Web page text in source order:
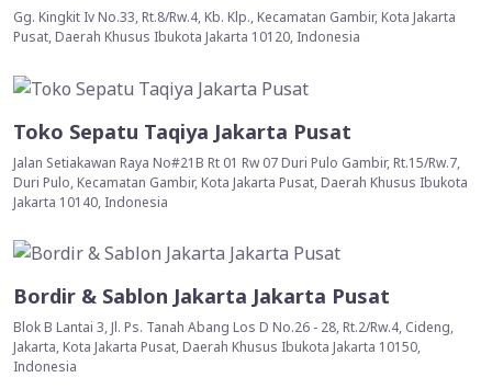
Gg. Kingkit Iv No.33, Rt.8/Rw.4, Kb. Klp., Kecamatan Gambir, Kota Jakarta
Pusat, Daerah Khusus Ibukota Jakarta 10120, Indonesia
Toko Sepatu Taqiya Jakarta Pusat
Jalan Setiakawan Raya No#21B Rt 01 Rw 07 Duri Pulo Gambir, Rt.15/Rw.7,
Duri Pulo, Kecamatan Gambir, Kota Jakarta Pusat, Daerah Khusus Ibukota
Jakarta 10140, Indonesia
Bordir & Sablon Jakarta Jakarta Pusat
Blok B Lantai 3, Jl. Ps. Tanah Abang Los D No.26 - 28, Rt.2/Rw.4, Cideng,
Jakarta, Kota Jakarta Pusat, Daerah Khusus Ibukota Jakarta 10150,
Indonesia